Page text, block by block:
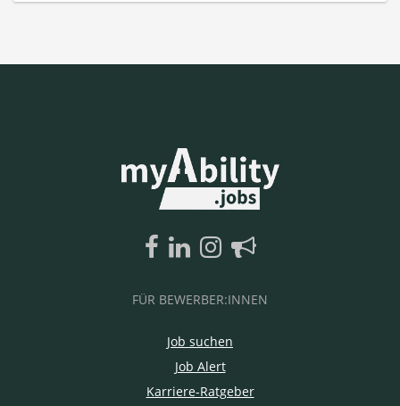
FÜR BEWERBER:INNEN
Job suchen
Job Alert
Karriere-Ratgeber